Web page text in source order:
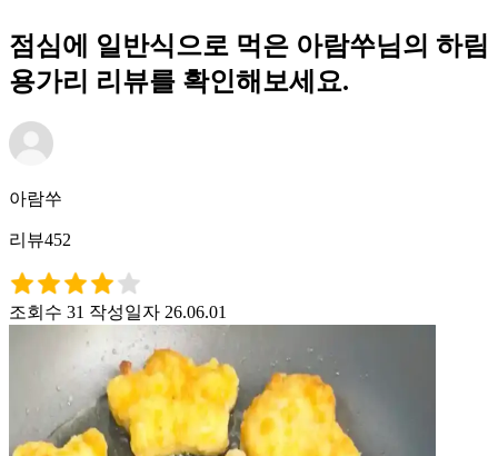
점심에 일반식으로 먹은 아람쑤님의 하림
용가리 리뷰를 확인해보세요.
아람쑤
리뷰452
조회수 31 작성일자 26.06.01